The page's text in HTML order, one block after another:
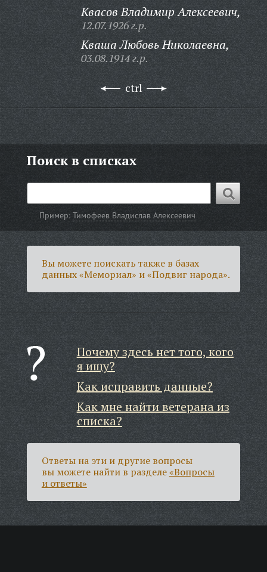
Квасов Владимир Алексеевич,
12.07.1926 г.р.
Кваша Любовь Николаевна,
03.08.1914 г.р.
ctrl
Поиск в списках
Пример:Тимофеев Владислав Алексеевич
Вы можете поискать также в базах
данных «Мемориал» и «Подвиг народа».
Почему здесь нет того, кого
я ищу?
Как исправить данные?
Как мне найти ветерана из
списка?
Ответы на эти и другие вопросы
вы можете найти в разделе«Вопросы
и ответы»